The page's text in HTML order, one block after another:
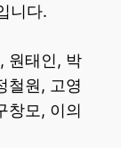
니다.
원태인, 박
철원, 고영
창모, 이의